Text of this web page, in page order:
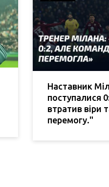
Наставник
поступалися
втратив віри
перемогу."